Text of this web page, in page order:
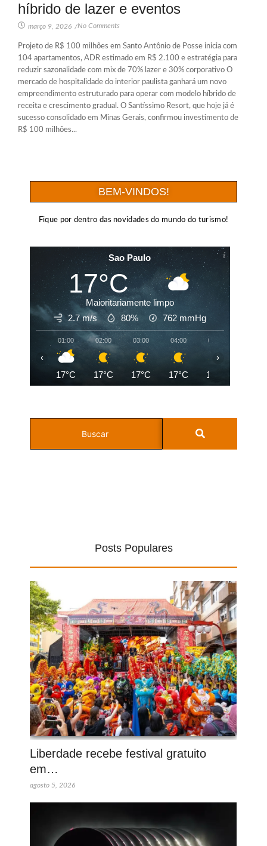
híbrido de lazer e eventos
março 9, 2026 /No Comments
Projeto de R$ 100 milhões em Santo Antônio de Posse inicia com
104 apartamentos, ADR estimado em R$ 2.100 e estratégia para
reduzir sazonalidade com mix de 70% lazer e 30% corporativo O
mercado de hospitalidade do interior paulista ganhará um novo
empreendimento estruturado para operar com modelo híbrido de
receita e crescimento gradual. O Santíssimo Resort, que hoje já é
sucesso consolidado em Minas Gerais, confirmou investimento de
R$ 100 milhões...
BEM-VINDOS!
Fique por dentro das novidades do mundo do turismo!
Sao Paulo
17°C
Maioritariamente limpo
2.7 m/s
80% 762 mmHg
01:00
17°C
02:00
17°C
03:00
17°C
04:00
17°C
05:00
17°C
‹ ›
Posts Populares
Liberdade recebe festival gratuito
em…
agosto 5, 2026